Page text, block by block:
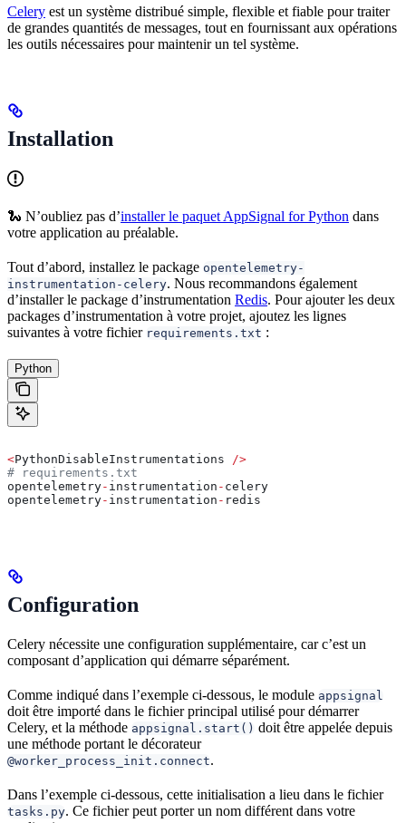
Celery est un système distribué simple, flexible et fiable pour traiter
de grandes quantités de messages, tout en fournissant aux opérations
les outils nécessaires pour maintenir un tel système.
Installation
🐍 N’oubliez pas d’installer le paquet AppSignal for Python dans
votre application au préalable.
Tout d’abord, installez le package opentelemetry-
instrumentation-celery. Nous recommandons également
d’installer le package d’instrumentation Redis. Pour ajouter les deux
packages d’instrumentation à votre projet, ajoutez les lignes
suivantes à votre fichier requirements.txt :
Python
<PythonDisableInstrumentations
/>
# requirements.txt
opentelemetry- instrumentation - celery
opentelemetry- instrumentation - redis
Configuration
Celery nécessite une configuration supplémentaire, car c’est un
composant d’application qui démarre séparément.
Comme indiqué dans l’exemple ci-dessous, le module appsignal
doit être importé dans le fichier principal utilisé pour démarrer
Celery, et la méthode appsignal.start() doit être appelée depuis
une méthode portant le décorateur
@worker_process_init.connect.
Dans l’exemple ci-dessous, cette initialisation a lieu dans le fichier
tasks.py. Ce fichier peut porter un nom différent dans votre